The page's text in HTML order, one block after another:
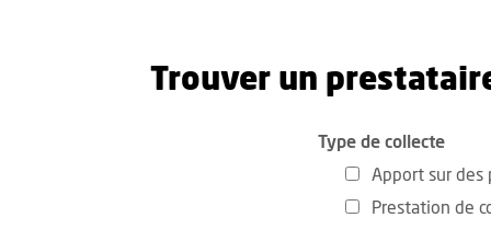
Trouver un
Type de collecte
Apport sur des
Prestation de